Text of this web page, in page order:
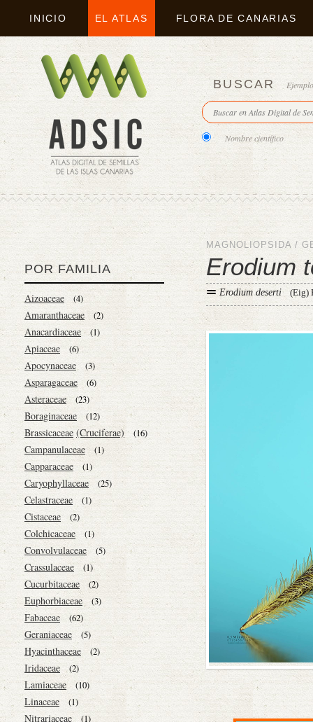
INICIO EL ATLAS FLORA DE CANARIAS
BUSCAR
Nombre científico
POR FAMILIA
Aizoaceae (4)
Amaranthaceae (2)
Anacardiaceae (1)
Apiaceae (6)
Apocynaceae (3)
Asparagaceae (6)
Asteraceae (23)
Boraginaceae (12)
Brassicaceae (Cruciferae) (16)
Campanulaceae (1)
Capparaceae (1)
Caryophyllaceae (25)
Celastraceae (1)
Cistaceae (2)
Colchicaceae (1)
Convolvulaceae (5)
Crassulaceae (1)
Cucurbitaceae (2)
Euphorbiaceae (3)
Fabaceae (62)
Geraniaceae (5)
Hyacinthaceae (2)
Iridaceae (2)
Lamiaceae (10)
Linaceae (1)
Nitrariaceae (1)
MAGNOLIOPSIDA /
Erodium
Erodium deserti (Eig)